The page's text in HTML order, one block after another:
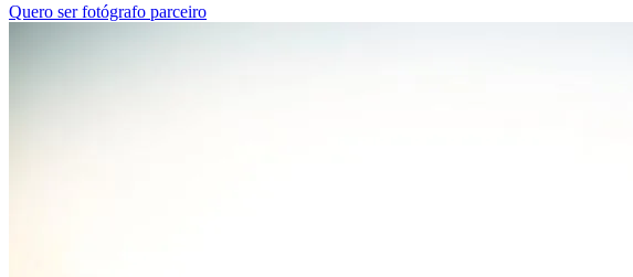
Quero ser fotógrafo parceiro